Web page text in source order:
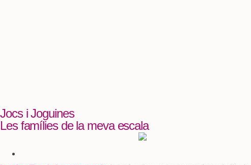
Jocs i Joguines
Les famílies de la meva escala